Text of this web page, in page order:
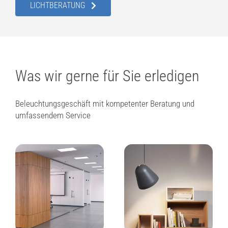
LICHTBERATUNG
Was wir gerne für Sie erledigen
Beleuchtungsgeschäft mit kompetenter Beratung und
umfassendem Service